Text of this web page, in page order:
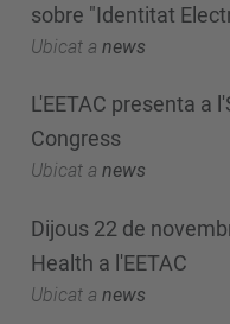
sobre "Identitat
Ubicat a news
L'EETAC presenta a
Congress
Ubicat a news
Dijous 22 de
Health a l'EETAC
Ubicat a news